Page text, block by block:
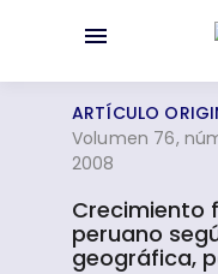
ARTÍCULO
Volumen 76,
2008
Crecimiento
peruano
geográfica,